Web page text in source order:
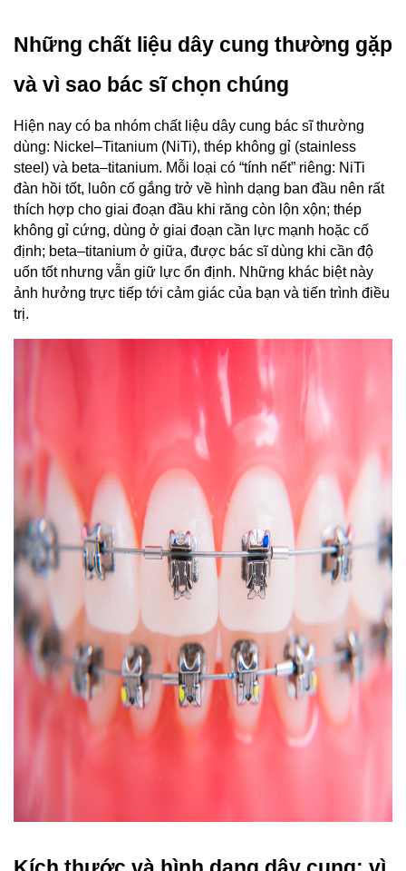
Những chất liệu dây cung thường gặp
và vì sao bác sĩ chọn chúng
Hiện nay có ba nhóm chất liệu dây cung bác sĩ thường
dùng: Nickel–Titanium (NiTi), thép không gỉ (stainless
steel) và beta–titanium. Mỗi loại có “tính nết” riêng: NiTi
đàn hồi tốt, luôn cố gắng trở về hình dạng ban đầu nên rất
thích hợp cho giai đoạn đầu khi răng còn lộn xộn; thép
không gỉ cứng, dùng ở giai đoạn cần lực mạnh hoặc cố
định; beta–titanium ở giữa, được bác sĩ dùng khi cần độ
uốn tốt nhưng vẫn giữ lực ổn định. Những khác biệt này
ảnh hưởng trực tiếp tới cảm giác của bạn và tiến trình điều
trị.